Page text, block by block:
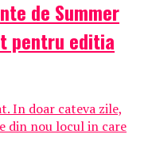
de Summer
pentru editia
In doar cateva zile,
din nou locul in care